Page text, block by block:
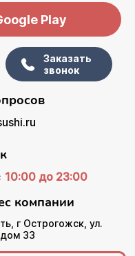
Play
Заказать
звонок
10:00 до 23:00
компании
г Острогожск, ул.
дом 33